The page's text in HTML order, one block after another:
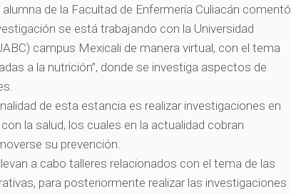
de la Facultad de Enfermería Culiacán comentó
se está trabajando con la Universidad
campus Mexicali de manera virtual, con el tema
a la nutrición”, donde se investiga aspectos de
de esta estancia es realizar investigaciones en
la salud, los cuales en la actualidad cobran
su prevención.
a cabo talleres relacionados con el tema de las
para posteriormente realizar las investigaciones